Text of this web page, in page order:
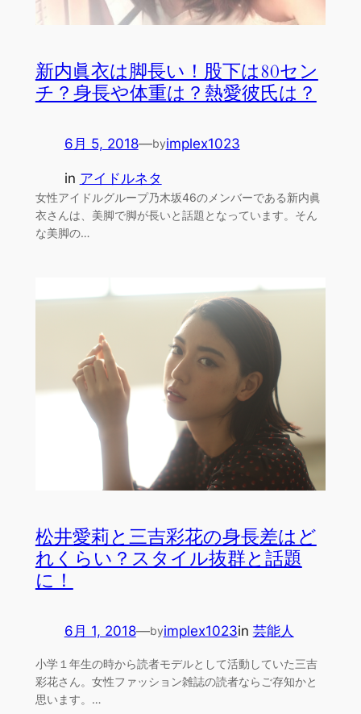
新内眞衣は脚長い！股下は80セン
チ？身長や体重は？熱愛彼氏は？
6月 5, 2018—byimplex1023
in アイドルネタ
女性アイドルグループ乃木坂46のメンバーである新内眞
衣さんは、美脚で脚が長いと話題となっています。そん
な美脚の…
松井愛莉と三吉彩花の身長差はど
れくらい？スタイル抜群と話題
に！
6月 1, 2018—byimplex1023in 芸能人
小学１年生の時から読者モデルとして活動していた三吉
彩花さん。女性ファッション雑誌の読者ならご存知かと
思います。…